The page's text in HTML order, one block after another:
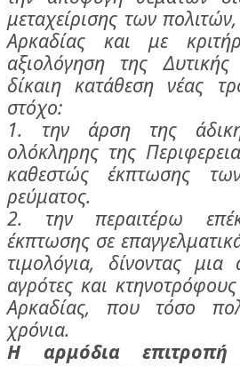
μεταχείρισης των
Αρκαδίας και με
αξιολόγηση της Δυτικής
δίκαιη κατάθεση νέας
στόχο:
1. την άρση της
ολόκληρης της
καθεστώς έκπτωσης
ρεύματος.
2. την περαιτέρω
έκπτωσης σε
τιμολόγια, δίνοντας μια
αγρότες και
Αρκαδίας, που τόσο
χρόνια.
Η αρμόδια